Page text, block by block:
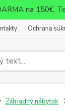
na 150€.
Ochrana
Záhradný nábytok